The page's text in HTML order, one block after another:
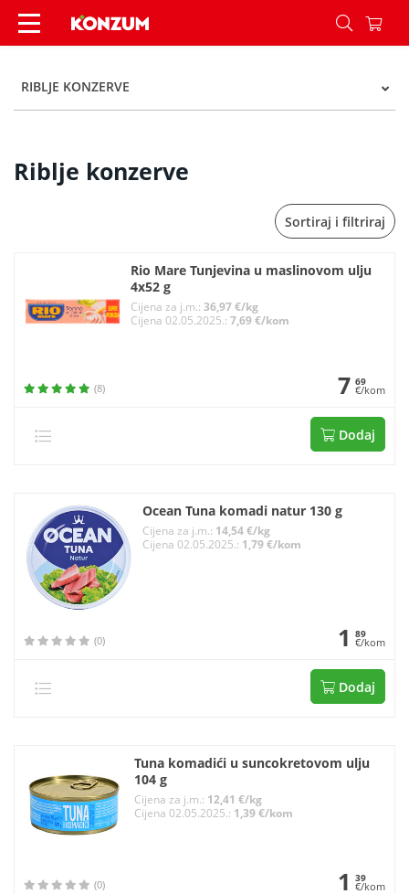
Riblje konzerve - Kategorije - Konzum
RIBLJE KONZERVE
Riblje konzerve
Sortiraj i filtriraj
Rio Mare Tunjevina u maslinovom ulju
4x52 g
Cijena za j.m.:36,97 €/kg
Cijena 02.05.2025.:7,69 €/kom
(8) 7 69
€/kom
Dodaj
Ocean Tuna komadi natur 130 g
Cijena za j.m.: 14,54 €/kg
Cijena 02.05.2025.: 1,79 €/kom
(0) 1 89
€/kom
Dodaj
Tuna komadići u suncokretovom ulju
104 g
Cijena za j.m.: 12,41 €/kg
Cijena 02.05.2025.: 1,39 €/kom
(0) 1 39
€/kom